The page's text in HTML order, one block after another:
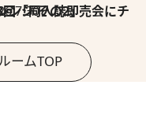
人誌即売会にチャレンジ その2」
ームTOP